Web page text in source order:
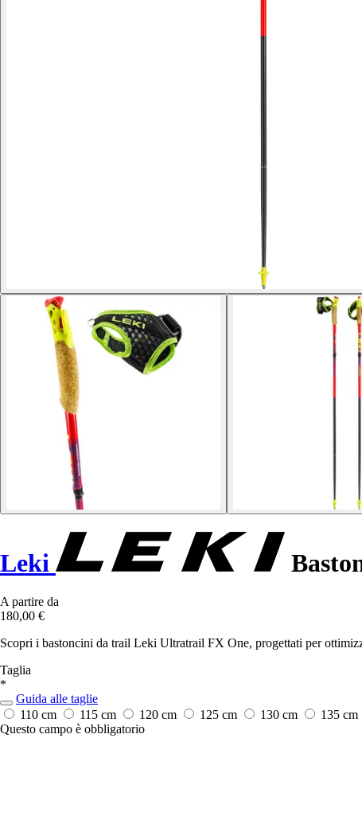
Leki
A partire da
180,00 €
Scopri i bastoncini da trail Leki Ultratrail FX One, progettati per
Taglia
*
Guida alle taglie
110 cm
115 cm 120 cm 125 cm 130 cm
135 cm
Questo campo è obbligatorio